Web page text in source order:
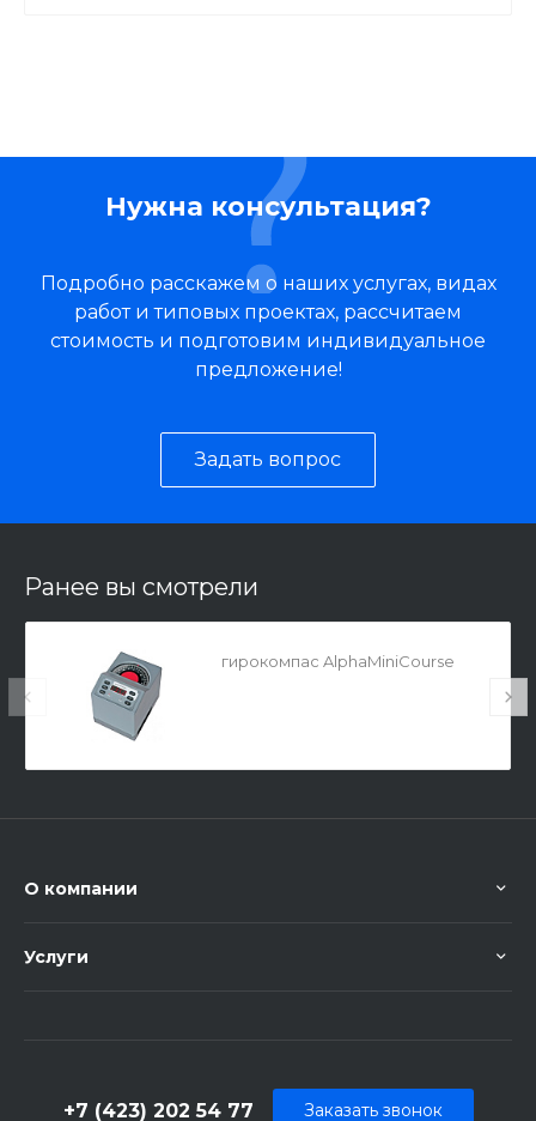
Нужна консультация?
Подробно расскажем о наших услугах, видах
работ и типовых проектах, рассчитаем
стоимость и подготовим индивидуальное
предложение!
Задать вопрос
Ранее вы смотрели
гирокомпас AlphaMiniCourse
О компании
Услуги
+7 (423) 202 54 77 Заказать звонок